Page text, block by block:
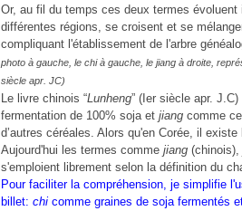
Or, au fil du temps ces deux termes évoluent
différentes régions, se croisent et se
compliquant l'établissement de l'arbre
photo à gauche, le chi à gauche, le jiang à droite,
siècle apr. JC)
Le livre chinois “Lunheng” (Ier siècle apr.
fermentation de 100% soja et jiang comme
d’autres céréales. Alors qu'en Corée, il existe
Aujourd'hui les termes comme jiang (chinois),
s'emploient librement selon la définition du
Pour faciliter la compréhension, je simplifie
billet: chi comme graines de soja fermentés